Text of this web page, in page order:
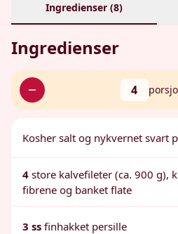
Ingredienser (8)
Ingredienser
4
Kosher salt og nykvernet svart
4 store kalvefileter (ca. 900 g),
fibrene og banket flate
3 ss finhakket persille